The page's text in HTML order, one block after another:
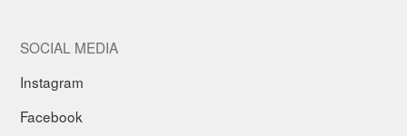
SOCIAL MEDIA
Instagram
Facebook